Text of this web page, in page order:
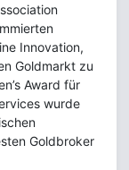
Innovation,
Goldmarkt zu
Award für
wurde
Goldbroker